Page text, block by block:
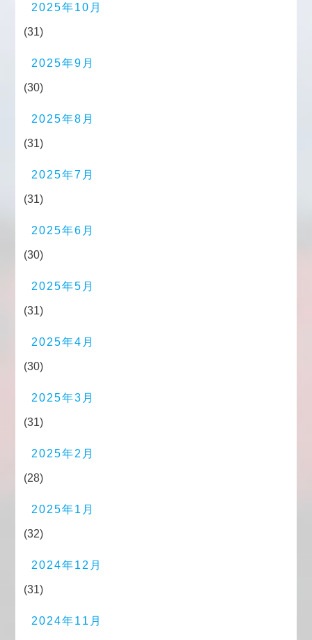
2025年10月
(31)
2025年9月
(30)
2025年8月
(31)
2025年7月
(31)
2025年6月
(30)
2025年5月
(31)
2025年4月
(30)
2025年3月
(31)
2025年2月
(28)
2025年1月
(32)
2024年12月
(31)
2024年11月